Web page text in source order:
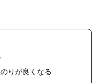
りが良くなる